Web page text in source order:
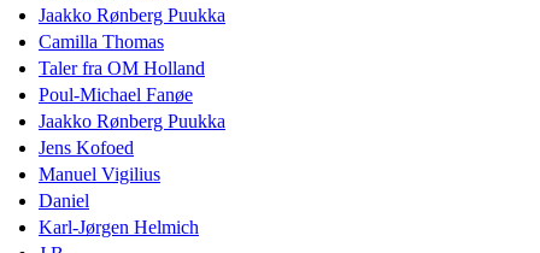
Jaakko Rønberg Puukka
Camilla Thomas
Taler fra OM Holland
Poul-Michael Fanøe
Jaakko Rønberg Puukka
Jens Kofoed
Manuel Vigilius
Daniel
Karl-Jørgen Helmich